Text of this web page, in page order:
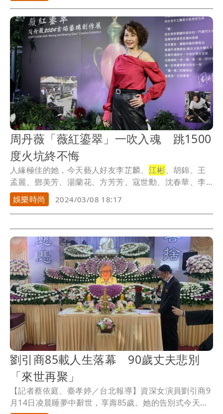
周丹薇「薇紅鎏翠」一吹入魂 跳1500
度火坑終不悔
人緣極佳的她，今天藝人好友李芷麟、 江彬、胡錦、王
孟麗、鄧美芳、湯蘭花、方芳芳、寇世勳、沈春華、李
芳雯...
娛樂時尚 2024/03/08 18:17
劉引商85載人生落幕 90歲丈夫悲別
「來世再聚」
【記者蔡依庭、臺孝婷／台北報導】資深女演員劉引商9
月14日凌晨睡夢中辭世，享壽85歲。她的告別式今天在